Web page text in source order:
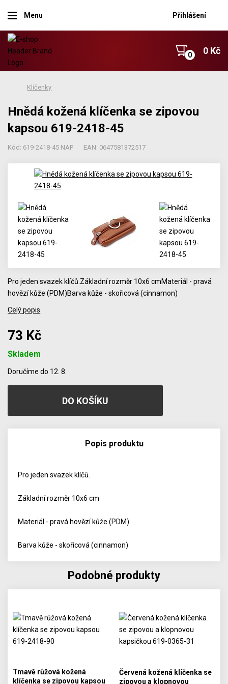
Menu Přihlášení
0 Kč
Klíčenky
Hnědá kožená klíčenka se zipovou
kapsou 619-2418-45
Kód: 619-2418-45 NAP EAN: 0647581372517
Pro jeden svazek klíčů.Základní rozměr 10x6 cmMateriál - pravá
hovězí kůže (PDM)Barva kůže - skořicová (cinnamon)
Celý popis
73 Kč
Skladem
Doručíme do 12. 8.
Popis produktu
Pro jeden svazek klíčů.
Základní rozměr 10x6 cm
Materiál - pravá hovězí kůže (PDM)
Barva kůže - skořicová (cinnamon)
Podobné produkty
Tmavě růžová kožená
klíčenka se zipovou kapsou
Červená kožená klíčenka se
zipovou a klopnovou